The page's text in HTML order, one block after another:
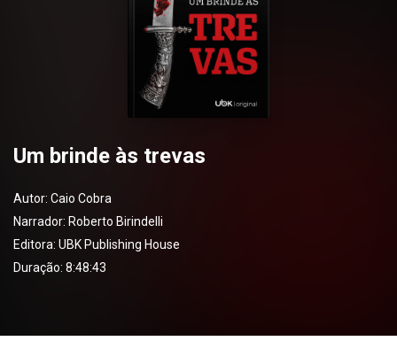
Um brinde às trevas
Autor: Caio Cobra
Narrador: Roberto Birindelli
Editora: UBK Publishing House
Duração: 8:48:43